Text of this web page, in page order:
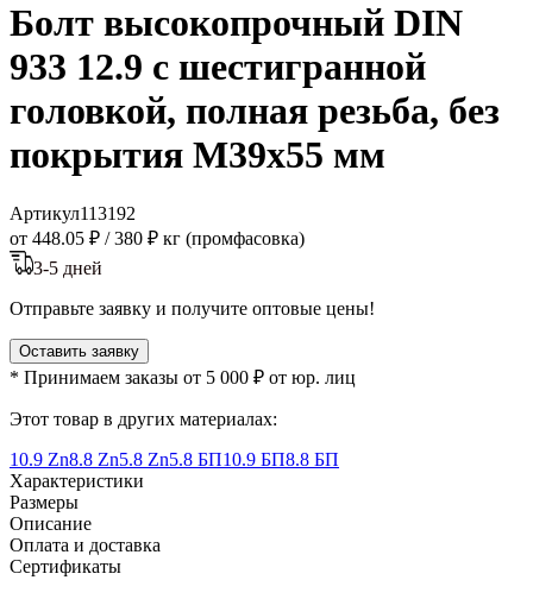
Болт высокопрочный DIN
933 12.9 с шестигранной
головкой, полная резьба, без
покрытия M39x55 мм
Артикул113192
от 448.05 ₽ /380 ₽ кг (промфасовка)
3-5 дней
Отправьте заявку и получите оптовые цены!
Оставить заявку
* Принимаем заказы от 5 000 ₽ от юр. лиц
Этот товар в других материалах:
10.9 Zn8.8 Zn5.8 Zn5.8 БП10.9 БП8.8 БП
Характеристики
Размеры
Описание
Оплата и доставка
Сертификаты